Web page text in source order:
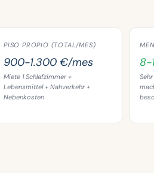
PISO PROPIO (TOTAL/MES)
900-1.300 €/mes
Miete 1 Schlafzimmer +
Lebensmittel + Nahverkehr +
Nebenkosten
8-